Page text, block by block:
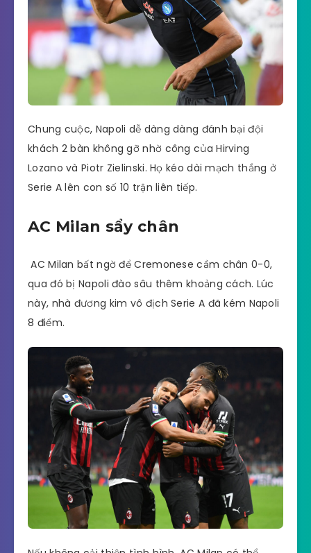
Chung cuộc, Napoli dễ dàng dàng đánh bại đội
khách 2 bàn không gỡ nhờ công của Hirving
Lozano và Piotr Zielinski. Họ kéo dài mạch thắng ở
Serie A lên con số 10 trận liên tiếp.
AC Milan sẩy chân
AC Milan bất ngờ để Cremonese cầm chân 0-0,
qua đó bị Napoli đào sâu thêm khoảng cách. Lúc
này, nhà đương kim vô địch Serie A đã kém Napoli
8 điểm.